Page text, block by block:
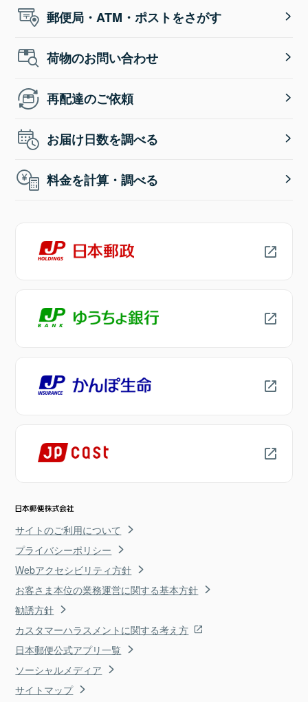
郵便局・ATM・ポストをさがす
荷物のお問い合わせ
再配達のご依頼
お届け日数を調べる
料金を計算・調べる
サイトのご利用について
プライバシーポリシー
Webアクセシビリティ方針
お客さま本位の業務運営に関する基本方針
勧誘方針
カスタマーハラスメントに関する考え方
日本郵便公式アプリ一覧
ソーシャルメディア
サイトマップ